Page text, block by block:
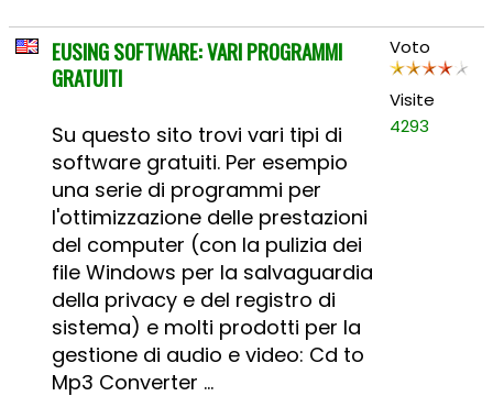
EUSING SOFTWARE: VARI PROGRAMMI
GRATUITI
Su questo sito trovi vari tipi di
software gratuiti. Per esempio
una serie di programmi per
l'ottimizzazione delle prestazioni
del computer (con la pulizia dei
file Windows per la salvaguardia
della privacy e del registro di
sistema) e molti prodotti per la
gestione di audio e video: Cd to
Mp3 Converter ...
Voto
Visite
4293